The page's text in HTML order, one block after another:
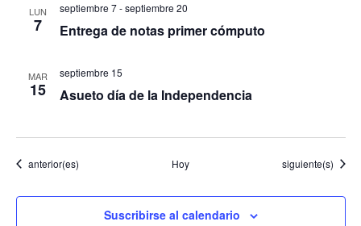
LUN
7 Entrega de notas primer cómputo
septiembre 7-septiembre 20
MAR
15 Asueto día de la Independencia
septiembre 15
Eventos
anterior(es) Hoy Eventos
siguiente(s)
Suscribirse al calendario